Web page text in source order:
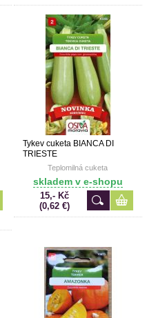
Tykev cuketa BIANCA DI
TRIESTE
Teplomilná cuketa
skladem v e-shopu
15,- Kč
(0,62 €)